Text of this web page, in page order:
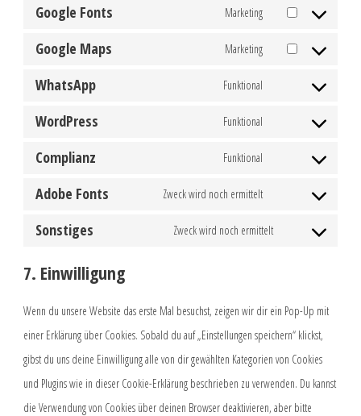
service
facebook
Google Fonts Marketing
Consent
service
google-
Google Maps Marketing
Consent
WhatsApp Funktional
WordPress Funktional
wordpress
Complianz Funktional
complianz
Adobe Fonts Zweck wird noch ermittelt
Sonstiges Zweck wird noch ermittelt
Consent
7. Einwilligung
Wenn du unsere Website das erste Mal besuchst, zeigen wir dir ein Pop-Up mit
einer Erklärung über Cookies. Sobald du auf „Einstellungen speichern“ klickst,
gibst du uns deine Einwilligung alle von dir gewählten Kategorien von Cookies
und Plugins wie in dieser Cookie-Erklärung beschrieben zu verwenden. Du kannst
die Verwendung von Cookies über deinen Browser deaktivieren, aber bitte